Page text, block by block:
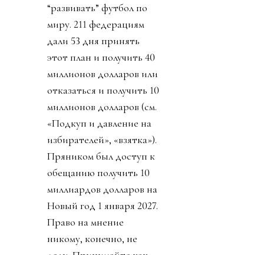
“развивать” футбол по
миру. 211 федерациям
дали 53 дня принять
этот план и получить 40
миллионов долларов или
отказаться и получить 10
миллионов долларов (см.
«Подкуп и давление на
избирателей», «взятка»).
Пряником был доступ к
обещанию получить 10
миллиардов долларов на
Новый год 1 января 2027.
Право на мнение
никому, конечно, не